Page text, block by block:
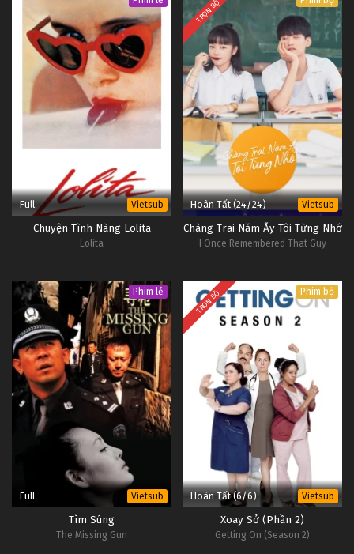
Full Vietsub
Chuyện Tình Nàng Lolita
Lolita
TRỌN BỘ
Hoàn Tất (24/24) Vietsub
Chàng Trai Năm Ấy Tôi Từng Nhớ
I Once Remembered That Guy
Phim lẻ
Full Vietsub
Tìm Súng
The Missing Gun
TRỌN BỘ Phim bộ
Hoàn Tất (6/6) Vietsub
Xoay Sở (Phần 2)
Getting On (Season 2)